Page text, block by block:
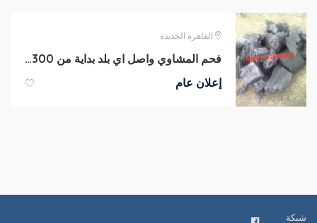
القاهرة الجديدة
فحم المشاوي واصل اي بلد بداية من 300 دولار
إعلان عام
شبكة